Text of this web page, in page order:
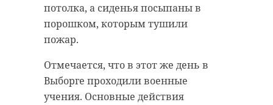
потолка, а сиденья посыпаны в
порошком, которым тушили
пожар.
Отмечается, что в этот же день в
Выборге проходили военные
учения. Основные действия